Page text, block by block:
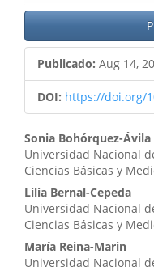
Publicado: Aug 14,
DOI: https://doi.org/
Contenido
principal
del
artículo
Sonia Bohórquez-Ávila
Universidad Nacional
Ciencias Básicas y
Lilia Bernal-Cepeda
Universidad Nacional
Ciencias Básicas y
María Reina-Marin
Universidad Nacional